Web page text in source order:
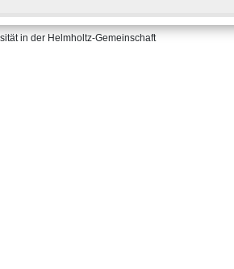
in der Helmholtz-Gemeinschaft